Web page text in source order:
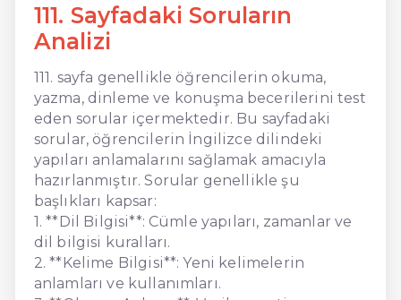
111. Sayfadaki Soruların
Analizi
111. sayfa genellikle öğrencilerin okuma,
yazma, dinleme ve konuşma becerilerini test
eden sorular içermektedir. Bu sayfadaki
sorular, öğrencilerin İngilizce dilindeki
yapıları anlamalarını sağlamak amacıyla
hazırlanmıştır. Sorular genellikle şu
başlıkları kapsar:
1. **Dil Bilgisi**: Cümle yapıları, zamanlar ve
dil bilgisi kuralları.
2. **Kelime Bilgisi**: Yeni kelimelerin
anlamları ve kullanımları.